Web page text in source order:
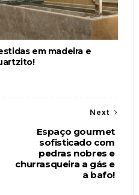
em madeira e
Next
Espaço gourmet
sofisticado com
pedras nobres e
churrasqueira a gás e
a bafo!